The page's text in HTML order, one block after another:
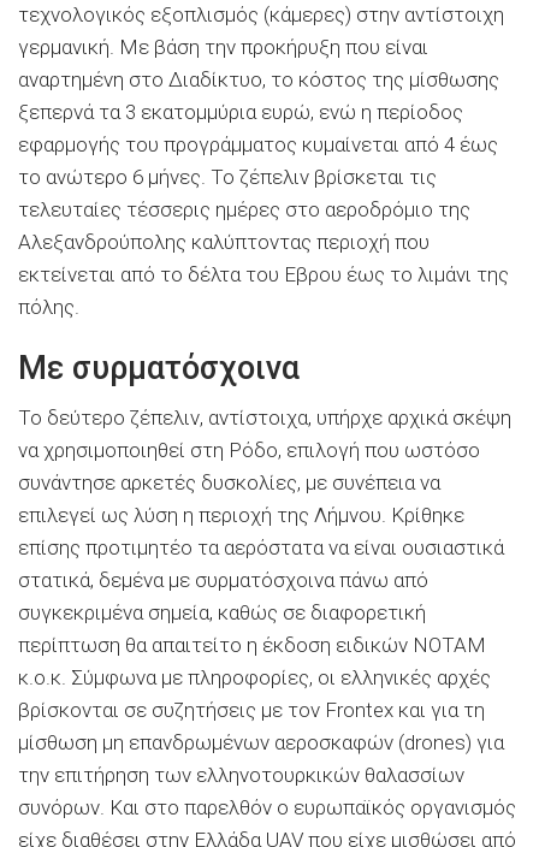
τεχνολογικός εξοπλισμός (κάμερες) στην αντίστοιχη
γερμανική. Με βάση την προκήρυξη που είναι
αναρτημένη στο Διαδίκτυο, το κόστος της μίσθωσης
ξεπερνά τα 3 εκατoμμύρια ευρώ, ενώ η περίοδος
εφαρμογής του προγράμματος κυμαίνεται από 4 έως
το ανώτερο 6 μήνες. Το ζέπελιν βρίσκεται τις
τελευταίες τέσσερις ημέρες στο αεροδρόμιο της
Αλεξανδρούπολης καλύπτοντας περιοχή που
εκτείνεται από το δέλτα του Εβρου έως το λιμάνι της
πόλης.
Με συρματόσχοινα
Το δεύτερο ζέπελιν, αντίστοιχα, υπήρχε αρχικά σκέψη
να χρησιμοποιηθεί στη Ρόδο, επιλογή που ωστόσο
συνάντησε αρκετές δυσκολίες, με συνέπεια να
επιλεγεί ως λύση η περιοχή της Λήμνου. Κρίθηκε
επίσης προτιμητέο τα αερόστατα να είναι ουσιαστικά
στατικά, δεμένα με συρματόσχοινα πάνω από
συγκεκριμένα σημεία, καθώς σε διαφορετική
περίπτωση θα απαιτείτο η έκδοση ειδικών ΝΟΤΑΜ
κ.ο.κ. Σύμφωνα με πληροφορίες, οι ελληνικές αρχές
βρίσκονται σε συζητήσεις με τον Frontex και για τη
μίσθωση μη επανδρωμένων αεροσκαφών (drones) για
την επιτήρηση των ελληνοτουρκικών θαλασσίων
συνόρων. Και στο παρελθόν ο ευρωπαϊκός οργανισμός
είχε διαθέσει στην Ελλάδα UAV που είχε μισθώσει από